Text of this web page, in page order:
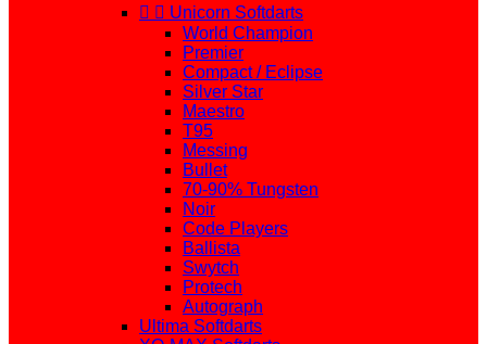
  Unicorn Softdarts
World Champion
Premier
Compact / Eclipse
Silver Star
Maestro
T95
Messing
Bullet
70-90% Tungsten
Noir
Code Players
Ballista
Swytch
Protech
Autograph
Ultima Softdarts